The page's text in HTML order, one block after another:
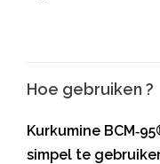
Hoe gebruiken ?
Kurkumine
simpel te